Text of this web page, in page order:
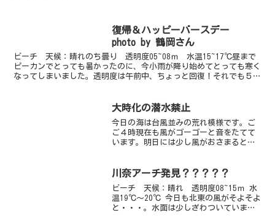
復帰＆ハッピーバースデー
photo by 鶴岡さん
ビーチ 天候：晴れのち曇り 透明度05~08ｍ 水温15~17℃昼まで
ピーカンでとっても暑かったのに、今小雨が降り始めてとっても寒く
なってしまいました。透明度は午前中、ちょっと回復！それでも５ｍ
大時化の潜水禁止
今日の海は台風並みの荒れ模様です。ご
ご４時現在も風がゴーゴーと音をたてて
います。明日には少し風がおさまるとい
川奈アーチ発見？？？？？
ビーチ 天候：晴れ 透明度08~15ｍ 水
温19℃～20℃ 今日も北東の風がそよそよ
と・・・。水面は少しざわついていまし